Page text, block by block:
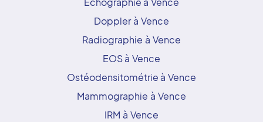
Doppler à Vence
Radiographie à Vence
EOS à Vence
Ostéodensitométrie à Vence
Mammographie à Vence
IRM à Vence